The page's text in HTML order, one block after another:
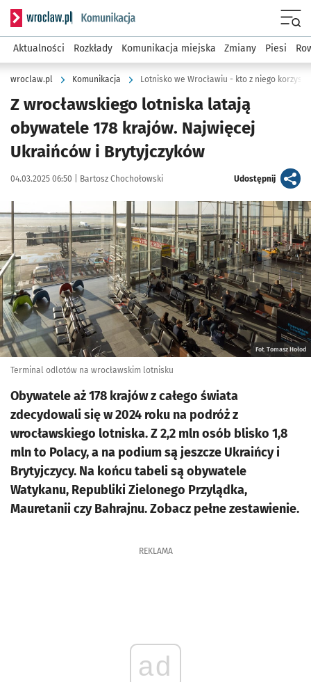
Serwis informacyjny wroclaw.pl podserwis: Komunikacja
Aktualności Rozkłady Komunikacja miejska Zmiany Piesi
wroclaw.pl Komunikacja Lotnisko we Wrocławiu - kto z niego
Z wrocławskiego lotniska latają
obywatele 178 krajów. Najwięcej
Ukraińców i Brytyjczyków
Data publikacji:
04.03.2025 06:50 | Autor:
Bartosz Chochołowski Udostępnijartykuł
Kliknij, aby powiększyć
Fot. Tomasz Hołod
Terminal odlotów na wrocławskim lotnisku
Obywatele aż 178 krajów z całego świata
zdecydowali się w 2024 roku na podróż z
wrocławskiego lotniska. Z 2,2 mln osób blisko 1,8
mln to Polacy, a na podium są jeszcze Ukraińcy i
Brytyjczycy. Na końcu tabeli są obywatele
Watykanu, Republiki Zielonego Przylądka,
Mauretanii czy Bahrajnu. Zobacz pełne zestawienie.
REKLAMA
ad